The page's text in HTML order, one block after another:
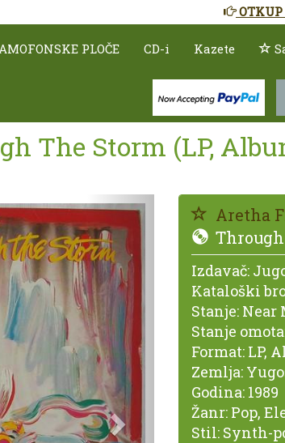
OTKUP
PLOČE CD-i Kazete
The Storm (LP,
Prethodno
Aretha
Through
Izdavač:
Kataloški
Stanje: Near
Stanje
Format: LP,
Zemlja:
Godina: 1989
Žanr: Pop,
Stil: Synth-